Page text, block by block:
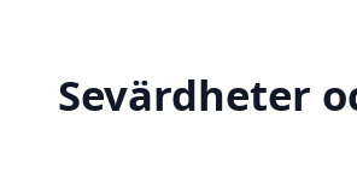
Sevärdheter